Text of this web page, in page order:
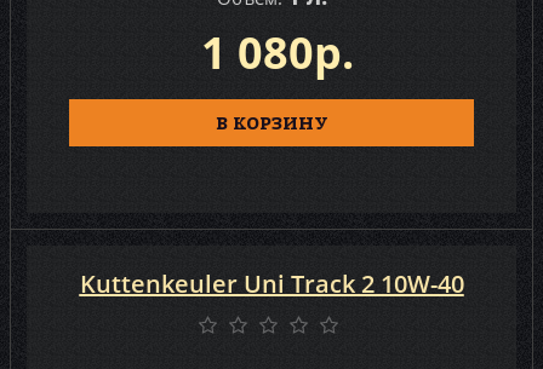
1 080р.
В КОРЗИНУ
Kuttenkeuler Uni Track 2 10W-40